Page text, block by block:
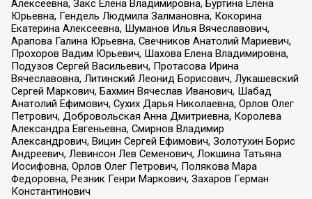
Алексеевна, Закс Елена Владимировна, Буртина Елена
Юрьевна, Гендель Людмила Залмановна, Кокорина
Екатерина Алексеевна, Шуманов Илья Вячеславович,
Арапова Галина Юрьевна, Свечников Анатолий Мариевич,
Прохоров Вадим Юрьевич, Шахова Елена Владимировна,
Подузов Сергей Васильевич, Протасова Ирина
Вячеславовна, Литинский Леонид Борисович, Лукашевский
Сергей Маркович, Бахмин Вячеслав Иванович, Шабад
Анатолий Ефимович, Сухих Дарья Николаевна, Орлов Олег
Петрович, Добровольская Анна Дмитриевна, Королева
Александра Евгеньевна, Смирнов Владимир
Александрович, Вицин Сергей Ефимович, Золотухин Борис
Андреевич, Левинсон Лев Семенович, Локшина Татьяна
Иосифовна, Орлов Олег Петрович, Полякова Мара
Федоровна, Резник Генри Маркович, Захаров Герман
Константинович